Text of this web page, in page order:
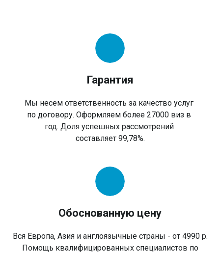
Гарантия
Мы несем ответственность за качество услуг
по договору. Оформляем более 27000 виз в
год. Доля успешных рассмотрений
составляет 99,78%.
Обоснованную цену
Вся Европа, Азия и англоязычные страны - от 4990 р.
Помощь квалифицированных специалистов по